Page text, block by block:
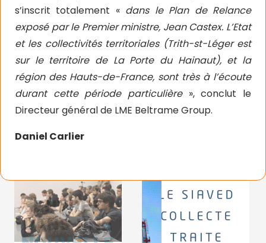
s’inscrit totalement « dans le Plan de Relance
exposé par le Premier ministre, Jean Castex. L’Etat
et les collectivités territoriales (Trith-st-Léger est
sur le territoire de La Porte du Hainaut), et la
région des Hauts-de-France, sont très à l’écoute
durant cette période particulière », conclut le
Directeur général de LME Beltrame Group.
Daniel Carlier